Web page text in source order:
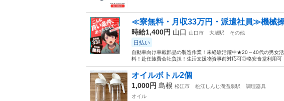
≪寮無料・月収33万円・派遣社員≫機械
時給1,400円 山口 山口市 大歳駅 その他
日払い
自動車向け車載部品の製造作業！未経験活躍中★20～40代の男女
料！赴任旅費会社負担！生活支援物資事前対応可◎格安食堂利用可
オイルボトル2個
1,000円 島根 松江市 松江しんじ湖温泉駅
調理器具
オイル